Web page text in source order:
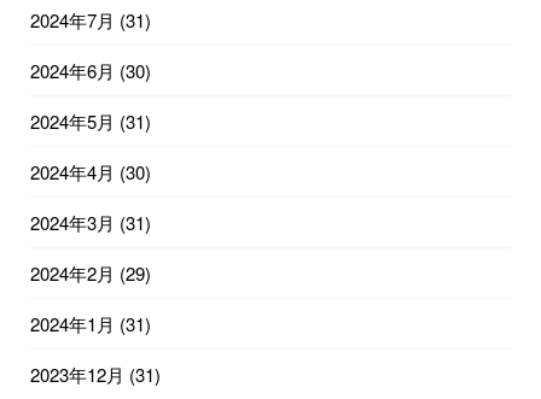
2024年7月 (31)
2024年6月 (30)
2024年5月 (31)
2024年4月 (30)
2024年3月 (31)
2024年2月 (29)
2024年1月 (31)
2023年12月 (31)